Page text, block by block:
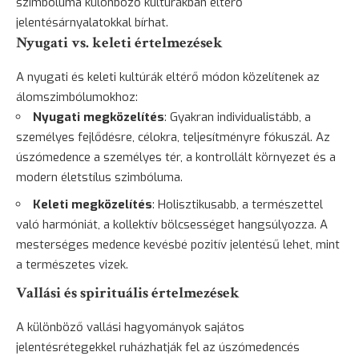
jelentésárnyalatokkal bírhat.
Nyugati vs. keleti értelmezések
A nyugati és keleti kultúrák eltérő módon közelítenek az
álomszimbólumokhoz:
Nyugati megközelítés: Gyakran individualistább, a
személyes fejlődésre, célokra, teljesítményre fókuszál. Az
úszómedence a személyes tér, a kontrollált környezet és a
modern életstílus szimbóluma.
Keleti megközelítés: Holisztikusabb, a természettel
való harmóniát, a kollektív bölcsességet hangsúlyozza. A
mesterséges medence kevésbé pozitív jelentésű lehet, mint
a természetes vizek.
Vallási és spirituális értelmezések
A különböző vallási hagyományok sajátos
jelentésrétegekkel ruházhatják fel az úszómedencés